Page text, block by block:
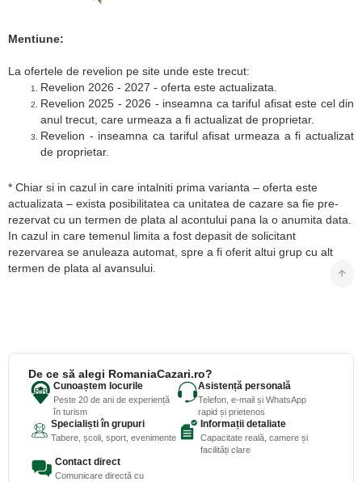
Mentiune:
La ofertele de revelion pe site unde este trecut:
Revelion 2026 - 2027 - oferta este actualizata.
Revelion 2025 - 2026 - inseamna ca tariful afisat este cel din
anul trecut, care urmeaza a fi actualizat de proprietar.
Revelion - inseamna ca tariful afisat urmeaza a fi actualizat
de proprietar.
* Chiar si in cazul in care intalniti prima varianta – oferta este
actualizata – exista posibilitatea ca unitatea de cazare sa fie pre-
rezervat cu un termen de plata al acontului pana la o anumita data.
In cazul in care temenul limita a fost depasit de solicitant
rezervarea se anuleaza automat, spre a fi oferit altui grup cu alt
termen de plata al avansului.
De ce să alegi RomaniaCazari.ro?
Cunoaștem locurile
Peste 20 de ani de experiență
în turism
Asistență personală
Telefon, e-mail și WhatsApp
rapid și prietenos
Specialiști în grupuri
Tabere, școli, sport, evenimente
Informații detaliate
Capacitate reală, camere și
facilități clare
Contact direct
Comunicare directă cu